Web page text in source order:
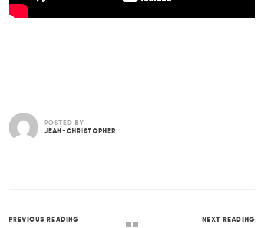
POSTED BY
JEAN-CHRISTOPHER
PREVIOUS READING NEXT READING